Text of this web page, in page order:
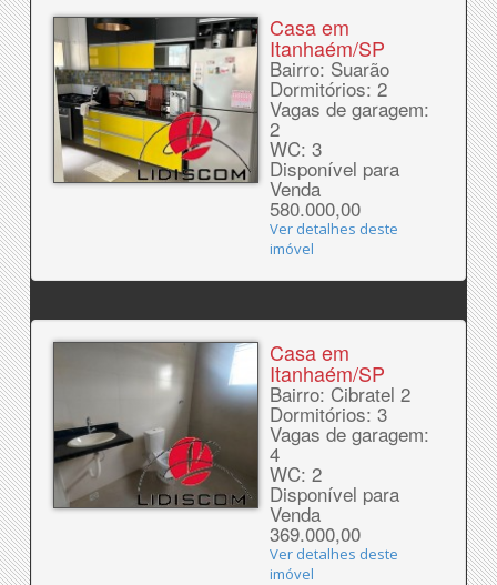
Casa em
Itanhaém/SP
Bairro: Suarão
Dormitórios: 2
Vagas de garagem:
2
WC: 3
Disponível para
Venda
580.000,00
Ver detalhes deste
imóvel
Casa em
Itanhaém/SP
Bairro: Cibratel 2
Dormitórios: 3
Vagas de garagem:
4
WC: 2
Disponível para
Venda
369.000,00
Ver detalhes deste
imóvel